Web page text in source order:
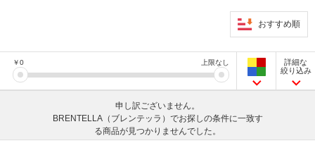
おすすめ順
￥0 上限なし
詳細な
絞り込み
申し訳ございません。
BRENTELLA（ブレンテッラ）でお探しの条件に一致す
る商品が見つかりませんでした。